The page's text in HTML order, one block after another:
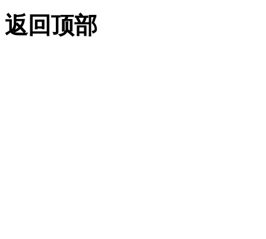
返回顶部